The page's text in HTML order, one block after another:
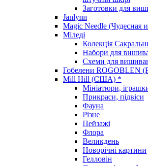
Заготовки для
Janlynn
Magic Needle
Міледі
Колекція
Набори для
Схеми для
Гобелени ROGOBLEN
Mill Hill (США) *
Мініатюри,
Прикраси, підвіси
Фауна
Різне
Пейзажі
Флора
Великдень
Новорічні картини
Гелловін